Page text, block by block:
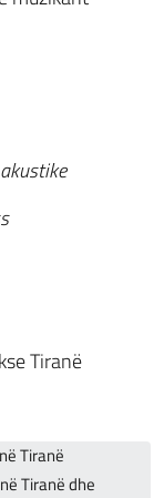
Tiranë
Tiranë
Tiranë dhe